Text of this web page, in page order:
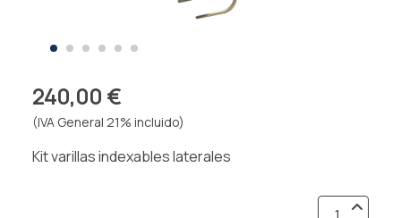
240,00 €
(IVA General 21% incluido)
Kit varillas indexables laterales